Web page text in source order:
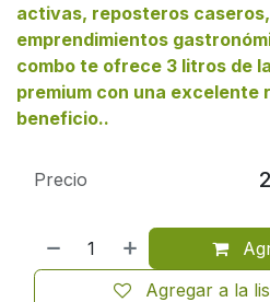
activas, reposteros
emprendimientos
combo te ofrece 3 litros de
premium con una excelente
beneficio..
Agregar a la
Precio